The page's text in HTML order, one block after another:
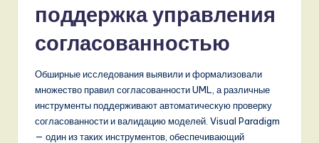
поддержка управления
согласованностью
Обширные исследования выявили и формализовали
множество правил согласованности UML, а различные
инструменты поддерживают автоматическую проверку
согласованности и валидацию моделей. Visual Paradigm
— один из таких инструментов, обеспечивающий